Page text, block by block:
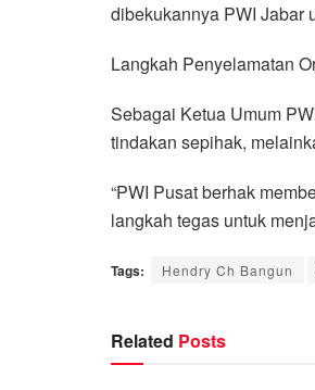
dibekukannya PWI Jabar
Langkah Penyelamatan
Sebagai Ketua Umum
tindakan sepihak,
“PWI Pusat berhak
langkah tegas untuk
Tags: Hendry Ch Bangun
Related Posts